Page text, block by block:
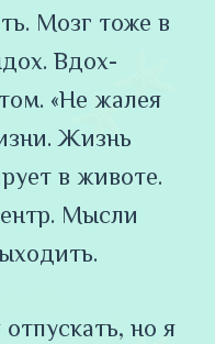
Мозг тоже в
Вдох-
«Не жалея
Жизнь
в животе.
Мысли
но я